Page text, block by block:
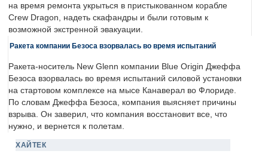
на время ремонта укрыться в пристыкованном корабле
Crew Dragon, надеть скафандры и были готовым к
возможной экстренной эвакуации.
Ракета компании Безоса взорвалась во время испытаний
Ракета-носитель New Glenn компании Blue Origin Джеффа
Безоса взорвалась во время испытаний силовой установки
на стартовом комплексе на мысе Канаверал во Флориде.
По словам Джеффа Безоса, компания выясняет причины
взрыва. Он заверил, что компания восстановит все, что
нужно, и вернется к полетам.
ХАЙТЕК